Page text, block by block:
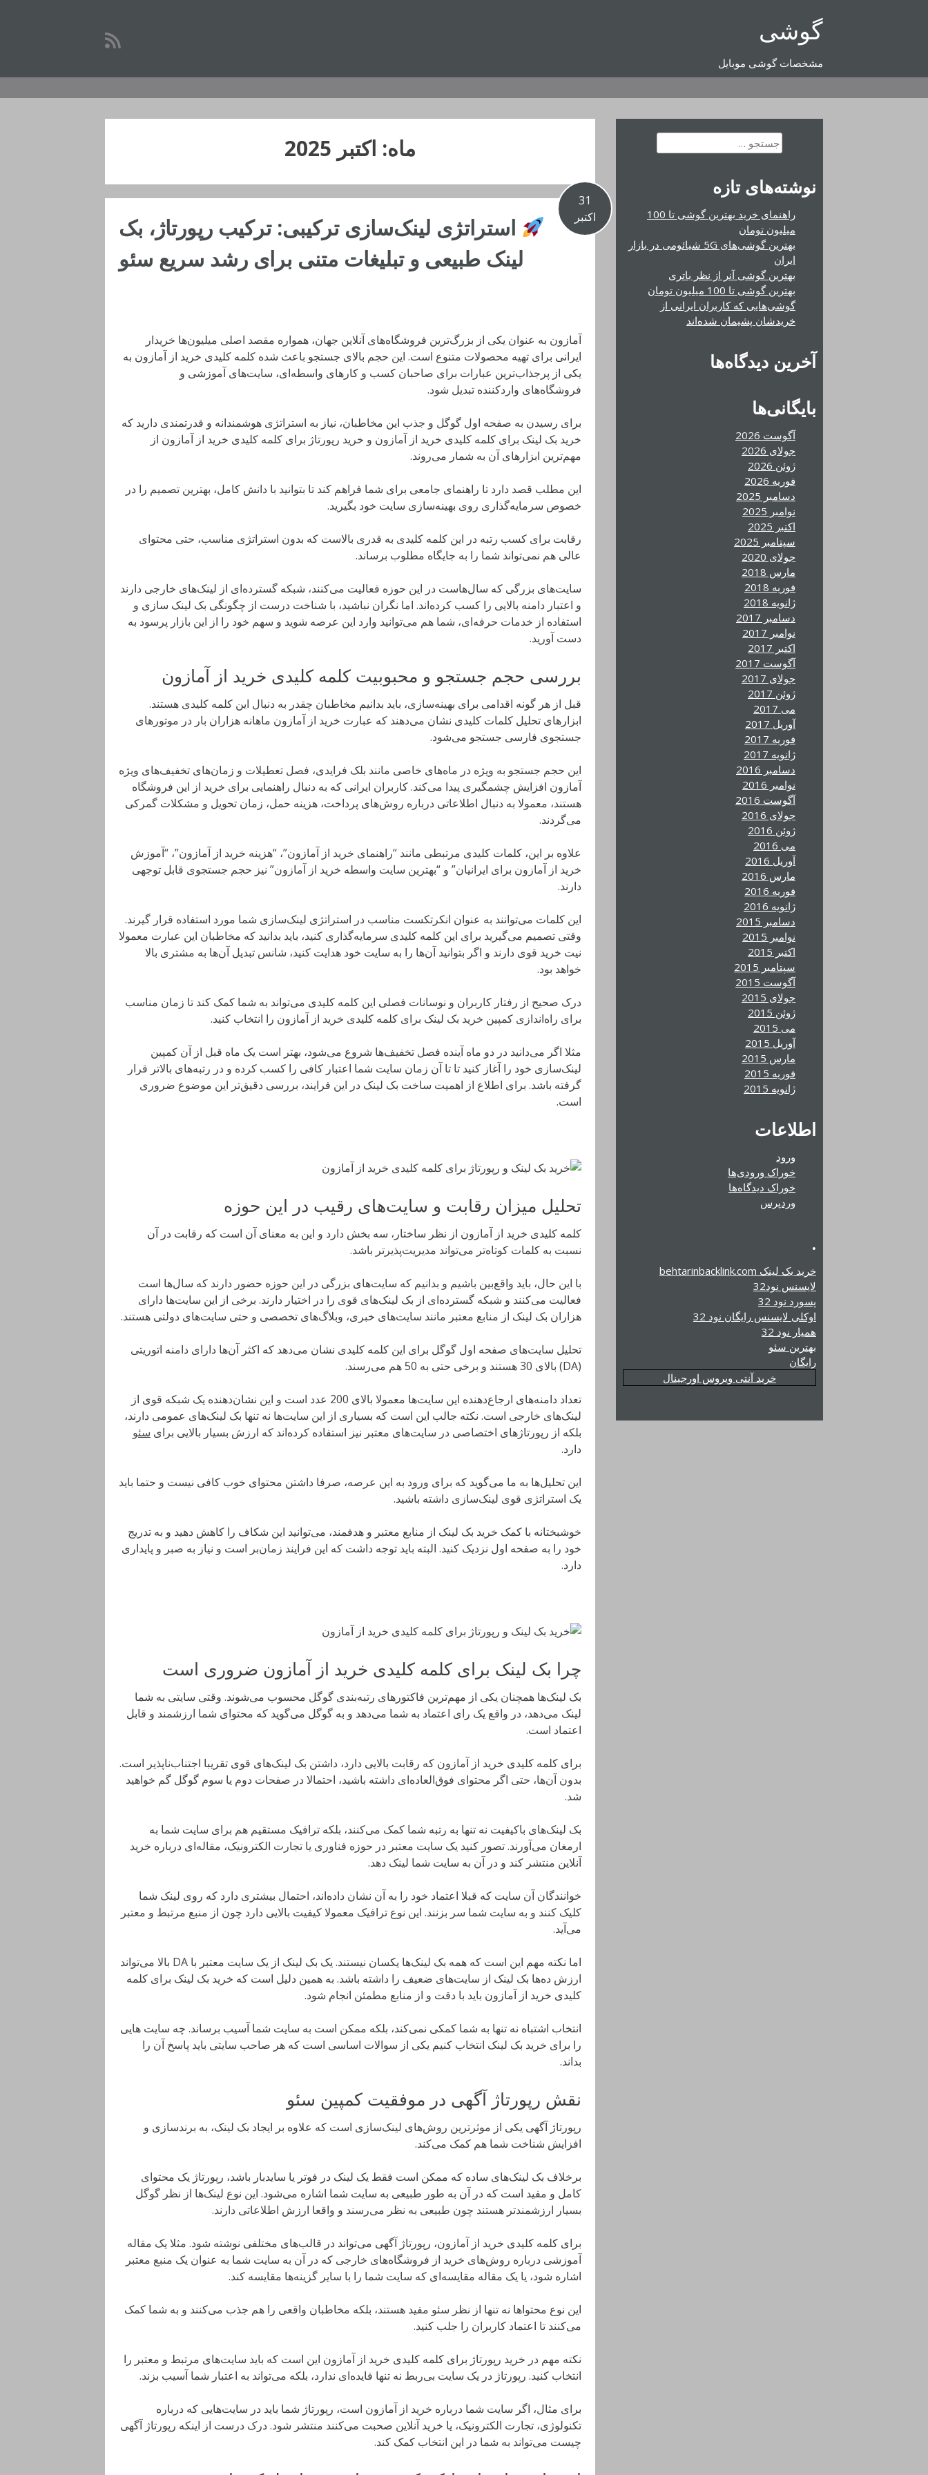
گوشی
مشخصات گوشی موبایل
ماه: اکتبر 2025
31
اکتبر
استراتژی لینک‌سازی ترکیبی: ترکیب رپورتاژ، بک
لینک طبیعی و تبلیغات متنی برای رشد سریع سئو
آمازون به عنوان یکی از بزرگ‌ترین فروشگاه‌های آنلاین جهان، همواره مقصد اصلی میلیون‌ها خریدار
ایرانی برای تهیه محصولات متنوع است. این حجم بالای جستجو باعث شده کلمه کلیدی خرید از آمازون به
یکی از پرجذاب‌ترین عبارات برای صاحبان کسب و کارهای واسطه‌ای، سایت‌های آموزشی و
فروشگاه‌های واردکننده تبدیل شود.
برای رسیدن به صفحه اول گوگل و جذب این مخاطبان، نیاز به استراتژی هوشمندانه و قدرتمندی دارید که
خرید بک لینک برای کلمه کلیدی خرید از آمازون و خرید رپورتاژ برای کلمه کلیدی خرید از آمازون از
مهم‌ترین ابزارهای آن به شمار می‌روند.
این مطلب قصد دارد تا راهنمای جامعی برای شما فراهم کند تا بتوانید با دانش کامل، بهترین تصمیم را در
خصوص سرمایه‌گذاری روی بهینه‌سازی سایت خود بگیرید.
رقابت برای کسب رتبه در این کلمه کلیدی به قدری بالاست که بدون استراتژی مناسب، حتی محتوای
عالی هم نمی‌تواند شما را به جایگاه مطلوب برساند.
سایت‌های بزرگی که سال‌هاست در این حوزه فعالیت می‌کنند، شبکه گسترده‌ای از لینک‌های خارجی دارند
و اعتبار دامنه بالایی را کسب کرده‌اند. اما نگران نباشید، با شناخت درست از چگونگی بک لینک سازی و
استفاده از خدمات حرفه‌ای، شما هم می‌توانید وارد این عرصه شوید و سهم خود را از این بازار پرسود به
دست آورید.
بررسی حجم جستجو و محبوبیت کلمه کلیدی خرید از آمازون
قبل از هر گونه اقدامی برای بهینه‌سازی، باید بدانیم مخاطبان چقدر به دنبال این کلمه کلیدی هستند.
ابزارهای تحلیل کلمات کلیدی نشان می‌دهند که عبارت خرید از آمازون ماهانه هزاران بار در موتورهای
جستجوی فارسی جستجو می‌شود.
این حجم جستجو به ویژه در ماه‌های خاصی مانند بلک فرایدی، فصل تعطیلات و زمان‌های تخفیف‌های ویژه
آمازون افزایش چشمگیری پیدا می‌کند. کاربران ایرانی که به دنبال راهنمایی برای خرید از این فروشگاه
هستند، معمولا به دنبال اطلاعاتی درباره روش‌های پرداخت، هزینه حمل، زمان تحویل و مشکلات گمرکی
می‌گردند.
علاوه بر این، کلمات کلیدی مرتبطی مانند “راهنمای خرید از آمازون”، “هزینه خرید از آمازون”، “آموزش
خرید از آمازون برای ایرانیان” و “بهترین سایت واسطه خرید از آمازون” نیز حجم جستجوی قابل توجهی
دارند.
این کلمات می‌توانند به عنوان انکرتکست مناسب در استراتژی لینک‌سازی شما مورد استفاده قرار گیرند.
وقتی تصمیم می‌گیرید برای این کلمه کلیدی سرمایه‌گذاری کنید، باید بدانید که مخاطبان این عبارت معمولا
نیت خرید قوی دارند و اگر بتوانید آن‌ها را به سایت خود هدایت کنید، شانس تبدیل آن‌ها به مشتری بالا
خواهد بود.
درک صحیح از رفتار کاربران و نوسانات فصلی این کلمه کلیدی می‌تواند به شما کمک کند تا زمان مناسب
برای راه‌اندازی کمپین خرید بک لینک برای کلمه کلیدی خرید از آمازون را انتخاب کنید.
مثلا اگر می‌دانید در دو ماه آینده فصل تخفیف‌ها شروع می‌شود، بهتر است یک ماه قبل از آن کمپین
لینک‌سازی خود را آغاز کنید تا تا آن زمان سایت شما اعتبار کافی را کسب کرده و در رتبه‌های بالاتر قرار
گرفته باشد. برای اطلاع از اهمیت ساخت بک لینک در این فرایند، بررسی دقیق‌تر این موضوع ضروری
است.
تحلیل میزان رقابت و سایت‌های رقیب در این حوزه
کلمه کلیدی خرید از آمازون از نظر ساختار، سه بخش دارد و این به معنای آن است که رقابت در آن
نسبت به کلمات کوتاه‌تر می‌تواند مدیریت‌پذیرتر باشد.
با این حال، باید واقع‌بین باشیم و بدانیم که سایت‌های بزرگی در این حوزه حضور دارند که سال‌ها است
فعالیت می‌کنند و شبکه گسترده‌ای از بک لینک‌های قوی را در اختیار دارند. برخی از این سایت‌ها دارای
هزاران بک لینک از منابع معتبر مانند سایت‌های خبری، وبلاگ‌های تخصصی و حتی سایت‌های دولتی هستند.
تحلیل سایت‌های صفحه اول گوگل برای این کلمه کلیدی نشان می‌دهد که اکثر آن‌ها دارای دامنه اتوریتی
(DA) بالای 30 هستند و برخی حتی به 50 هم می‌رسند.
تعداد دامنه‌های ارجاع‌دهنده این سایت‌ها معمولا بالای 200 عدد است و این نشان‌دهنده یک شبکه قوی از
لینک‌های خارجی است. نکته جالب این است که بسیاری از این سایت‌ها نه تنها بک لینک‌های عمومی دارند،
بلکه از رپورتاژهای اختصاصی در سایت‌های معتبر نیز استفاده کرده‌اند که ارزش بسیار بالایی برای سئو
دارد.
این تحلیل‌ها به ما می‌گوید که برای ورود به این عرصه، صرفا داشتن محتوای خوب کافی نیست و حتما باید
یک استراتژی قوی لینک‌سازی داشته باشید.
خوشبختانه با کمک خرید بک لینک از منابع معتبر و هدفمند، می‌توانید این شکاف را کاهش دهید و به تدریج
خود را به صفحه اول نزدیک کنید. البته باید توجه داشت که این فرایند زمان‌بر است و نیاز به صبر و پایداری
دارد.
چرا بک لینک برای کلمه کلیدی خرید از آمازون ضروری است
بک لینک‌ها همچنان یکی از مهم‌ترین فاکتورهای رتبه‌بندی گوگل محسوب می‌شوند. وقتی سایتی به شما
لینک می‌دهد، در واقع یک رای اعتماد به شما می‌دهد و به گوگل می‌گوید که محتوای شما ارزشمند و قابل
اعتماد است.
برای کلمه کلیدی خرید از آمازون که رقابت بالایی دارد، داشتن بک لینک‌های قوی تقریبا اجتناب‌ناپذیر است.
بدون آن‌ها، حتی اگر محتوای فوق‌العاده‌ای داشته باشید، احتمالا در صفحات دوم یا سوم گوگل گم خواهید
شد.
بک لینک‌های باکیفیت نه تنها به رتبه شما کمک می‌کنند، بلکه ترافیک مستقیم هم برای سایت شما به
ارمغان می‌آورند. تصور کنید یک سایت معتبر در حوزه فناوری یا تجارت الکترونیک، مقاله‌ای درباره خرید
آنلاین منتشر کند و در آن به سایت شما لینک دهد.
خوانندگان آن سایت که قبلا اعتماد خود را به آن نشان داده‌اند، احتمال بیشتری دارد که روی لینک شما
کلیک کنند و به سایت شما سر بزنند. این نوع ترافیک معمولا کیفیت بالایی دارد چون از منبع مرتبط و معتبر
می‌آید.
اما نکته مهم این است که همه بک لینک‌ها یکسان نیستند. یک بک لینک از یک سایت معتبر با DA بالا می‌تواند
ارزش ده‌ها بک لینک از سایت‌های ضعیف را داشته باشد. به همین دلیل است که خرید بک لینک برای کلمه
کلیدی خرید از آمازون باید با دقت و از منابع مطمئن انجام شود.
انتخاب اشتباه نه تنها به شما کمکی نمی‌کند، بلکه ممکن است به سایت شما آسیب برساند. چه سایت هایی
را برای خرید بک لینک انتخاب کنیم یکی از سوالات اساسی است که هر صاحب سایتی باید پاسخ آن را
بداند.
نقش رپورتاژ آگهی در موفقیت کمپین سئو
رپورتاژ آگهی یکی از موثرترین روش‌های لینک‌سازی است که علاوه بر ایجاد بک لینک، به برندسازی و
افزایش شناخت شما هم کمک می‌کند.
برخلاف بک لینک‌های ساده که ممکن است فقط یک لینک در فوتر یا سایدبار باشد، رپورتاژ یک محتوای
کامل و مفید است که در آن به طور طبیعی به سایت شما اشاره می‌شود. این نوع لینک‌ها از نظر گوگل
بسیار ارزشمندتر هستند چون طبیعی به نظر می‌رسند و واقعا ارزش اطلاعاتی دارند.
برای کلمه کلیدی خرید از آمازون، رپورتاژ آگهی می‌تواند در قالب‌های مختلفی نوشته شود. مثلا یک مقاله
آموزشی درباره روش‌های خرید از فروشگاه‌های خارجی که در آن به سایت شما به عنوان یک منبع معتبر
اشاره شود، یا یک مقاله مقایسه‌ای که سایت شما را با سایر گزینه‌ها مقایسه کند.
این نوع محتواها نه تنها از نظر سئو مفید هستند، بلکه مخاطبان واقعی را هم جذب می‌کنند و به شما کمک
می‌کنند تا اعتماد کاربران را جلب کنید.
نکته مهم در خرید رپورتاژ برای کلمه کلیدی خرید از آمازون این است که باید سایت‌های مرتبط و معتبر را
انتخاب کنید. رپورتاژ در یک سایت بی‌ربط نه تنها فایده‌ای ندارد، بلکه می‌تواند به اعتبار شما آسیب بزند.
برای مثال، اگر سایت شما درباره خرید از آمازون است، رپورتاژ شما باید در سایت‌هایی که درباره
تکنولوژی، تجارت الکترونیک، یا خرید آنلاین صحبت می‌کنند منتشر شود. درک درست از اینکه رپورتاژ آگهی
چیست می‌تواند به شما در این انتخاب کمک کند.
جستجو
برای:
نوشته‌های تازه
راهنمای خرید بهترین گوشی تا 100
میلیون تومان
بهترین گوشی‌های 5G شیائومی در بازار
ایران
بهترین گوشی آنر از نظر باتری
بهترین گوشی تا 100 میلیون تومان
گوشی‌هایی که کاربران ایرانی از
خریدشان پشیمان شده‌اند
آخرین دیدگاه‌ها
بایگانی‌ها
آگوست 2026
جولای 2026
ژوئن 2026
فوریه 2026
دسامبر 2025
نوامبر 2025
اکتبر 2025
سپتامبر 2025
جولای 2020
مارس 2018
فوریه 2018
ژانویه 2018
دسامبر 2017
نوامبر 2017
اکتبر 2017
آگوست 2017
جولای 2017
ژوئن 2017
می 2017
آوریل 2017
فوریه 2017
ژانویه 2017
دسامبر 2016
نوامبر 2016
آگوست 2016
جولای 2016
ژوئن 2016
می 2016
آوریل 2016
مارس 2016
فوریه 2016
ژانویه 2016
دسامبر 2015
نوامبر 2015
اکتبر 2015
سپتامبر 2015
آگوست 2015
جولای 2015
ژوئن 2015
می 2015
آوریل 2015
مارس 2015
فوریه 2015
ژانویه 2015
اطلاعات
ورود
خوراک ورودی‌ها
خوراک دیدگاه‌ها
وردپرس
.
خرید بک لینک behtarinbacklink.com
لایسنس نود32
پسورد نود 32
اوکلی لایسنس رایگان نود 32
همیار نود 32
بهترین سئو
رایگان
خرید آنتی ویروس اورجینال